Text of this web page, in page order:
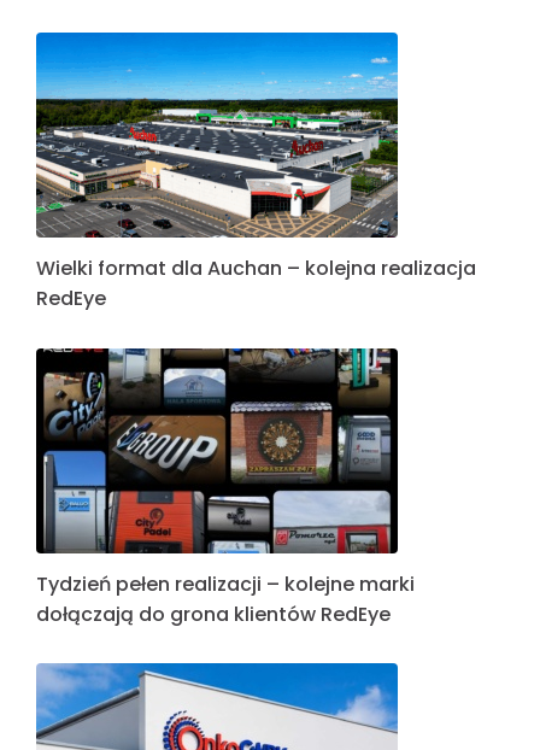
Wielki format dla Auchan – kolejna realizacja
RedEye
Tydzień pełen realizacji – kolejne marki
dołączają do grona klientów RedEye